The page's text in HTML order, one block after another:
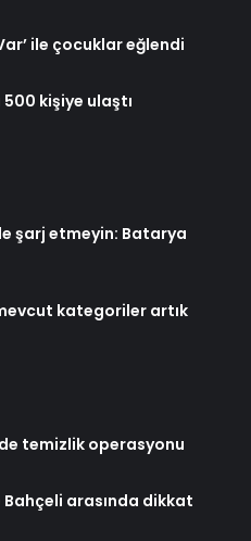
ile çocuklar eğlendi
kişiye ulaştı
şarj etmeyin: Batarya
kategoriler artık
temizlik operasyonu
arasında dikkat